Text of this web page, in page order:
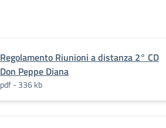
Regolamento Riunioni a distanza 2° CD
Don Peppe Diana
pdf - 336 kb